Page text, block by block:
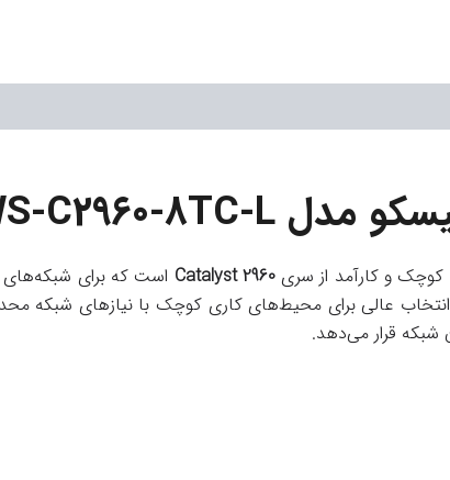
مدل C2960-8TC-L
و کارآمد از سریCatalyst 2960 است که برای
عالی برای محیط‌های کاری کوچک با نیازهای شبکه
شبکه قرار می‌دهد.